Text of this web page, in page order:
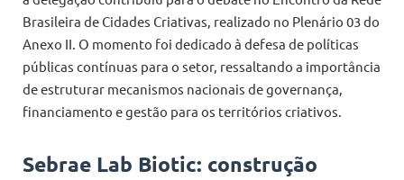
Brasileira de Cidades Criativas, realizado no Plenário 03 do
Anexo II. O momento foi dedicado à defesa de políticas
públicas contínuas para o setor, ressaltando a importância
de estruturar mecanismos nacionais de governança,
financiamento e gestão para os territórios criativos.
Sebrae Lab Biotic: construção